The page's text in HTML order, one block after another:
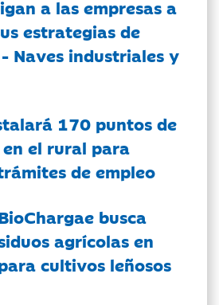
a las empresas a
estrategias de
Naves industriales y
170 puntos de
el rural para
de empleo
busca
agrícolas en
cultivos leñosos